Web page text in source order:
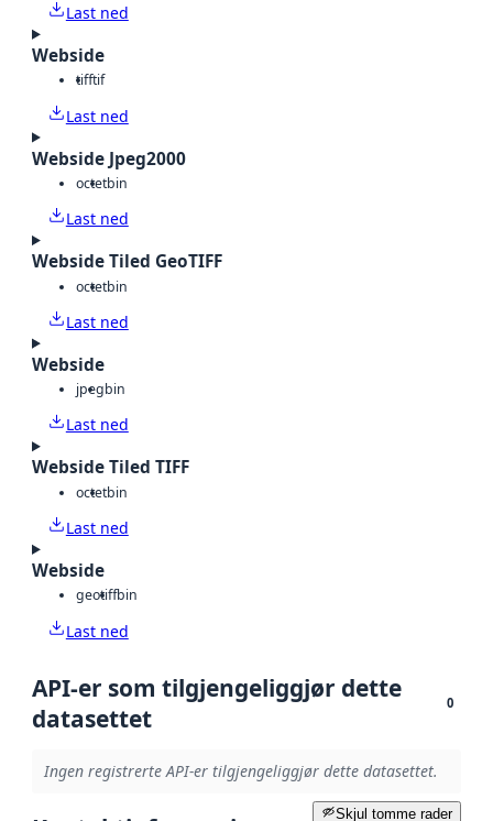
Last ned
Webside
tifftif
Last ned
Webside Jpeg2000
octetbin
Last ned
Webside Tiled GeoTIFF
octetbin
Last ned
Webside
jpegbin
Last ned
Webside Tiled TIFF
octetbin
Last ned
Webside
geotiffbin
Last ned
API-er som tilgjengeliggjør dette
datasettet
0
Ingen registrerte API-er tilgjengeliggjør dette datasettet.
Skjul tomme rader